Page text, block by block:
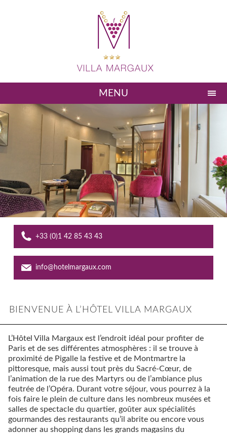
MENU
Réserver
Chambres
Photos
Situation
Offres
Contact
+33 (0)1 42 85 43 43
info@hotelmargaux.com
BIENVENUE À L’HÔTEL VILLA MARGAUX
L’Hôtel Villa Margaux est l’endroit idéal pour profiter de
Paris et de ses différentes atmosphères : il se trouve à
proximité de Pigalle la festive et de Montmartre la
pittoresque, mais aussi tout près du Sacré-Cœur, de
l’animation de la rue des Martyrs ou de l’ambiance plus
feutrée de l’Opéra. Durant votre séjour, vous pourrez à la
fois faire le plein de culture dans les nombreux musées et
salles de spectacle du quartier, goûter aux spécialités
gourmandes des restaurants qu’il abrite ou encore vous
adonner au shopping dans les grands magasins du